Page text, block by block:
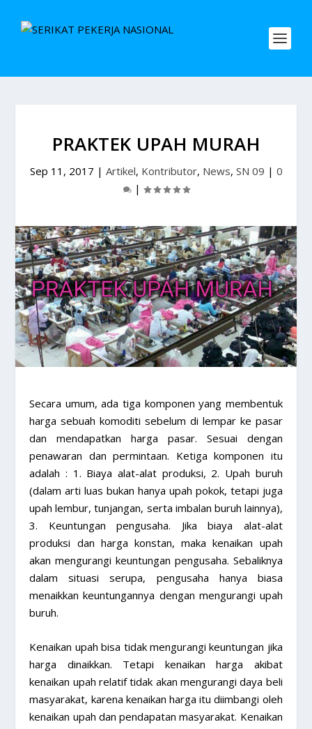
PRAKTEK UPAH MURAH
Sep 11, 2017 | Artikel, Kontributor, News, SN 09 | 0
|
Secara umum, ada tiga komponen yang membentuk
harga sebuah komoditi sebelum di lempar ke pasar
dan mendapatkan harga pasar. Sesuai dengan
penawaran dan permintaan. Ketiga komponen itu
adalah : 1. Biaya alat-alat produksi, 2. Upah buruh
(dalam arti luas bukan hanya upah pokok, tetapi juga
upah lembur, tunjangan, serta imbalan buruh lainnya),
3. Keuntungan pengusaha. Jika biaya alat-alat
produksi dan harga konstan, maka kenaikan upah
akan mengurangi keuntungan pengusaha. Sebaliknya
dalam situasi serupa, pengusaha hanya biasa
menaikkan keuntungannya dengan mengurangi upah
buruh.
Kenaikan upah bisa tidak mengurangi keuntungan jika
harga dinaikkan. Tetapi kenaikan harga akibat
kenaikan upah relatif tidak akan mengurangi daya beli
masyarakat, karena kenaikan harga itu diimbangi oleh
kenaikan upah dan pendapatan masyarakat. Kenaikan